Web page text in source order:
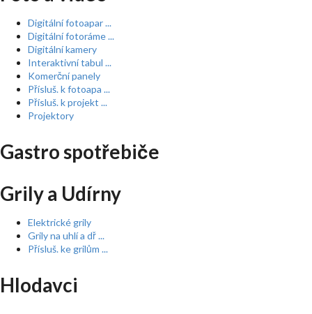
Digitální fotoapar ...
Digitální fotoráme ...
Digitální kamery
Interaktivní tabul ...
Komerční panely
Přísluš. k fotoapa ...
Přísluš. k projekt ...
Projektory
Gastro spotřebiče
Grily a Udírny
Elektrické grily
Grily na uhlí a dř ...
Přísluš. ke grilům ...
Hlodavci